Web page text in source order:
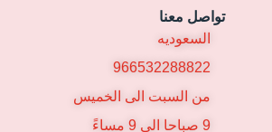
تواصل معنا
السعوديه
966532288822
من السبت الى الخميس
9 صباحا الى 9 مساءً